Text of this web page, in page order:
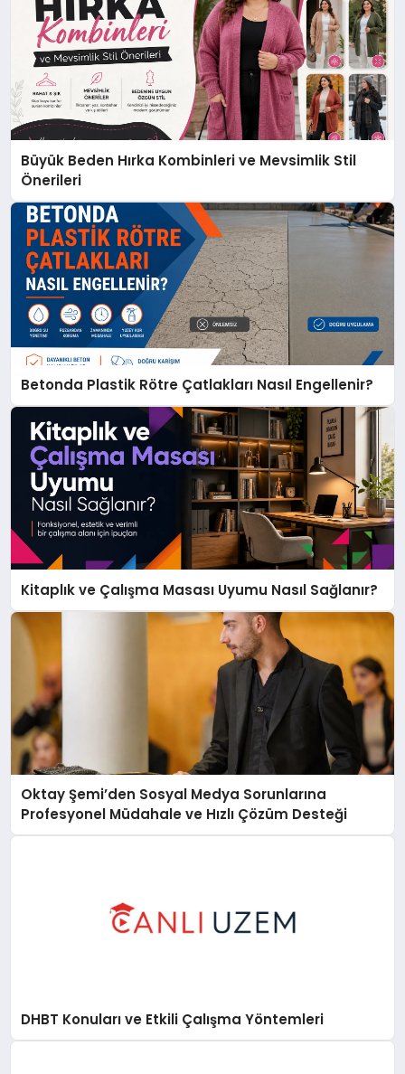
Büyük Beden Hırka Kombinleri ve Mevsimlik Stil
Önerileri
Betonda Plastik Rötre Çatlakları Nasıl Engellenir?
Kitaplık ve Çalışma Masası Uyumu Nasıl Sağlanır?
Oktay Şemi’den Sosyal Medya Sorunlarına
Profesyonel Müdahale ve Hızlı Çözüm Desteği
DHBT Konuları ve Etkili Çalışma Yöntemleri